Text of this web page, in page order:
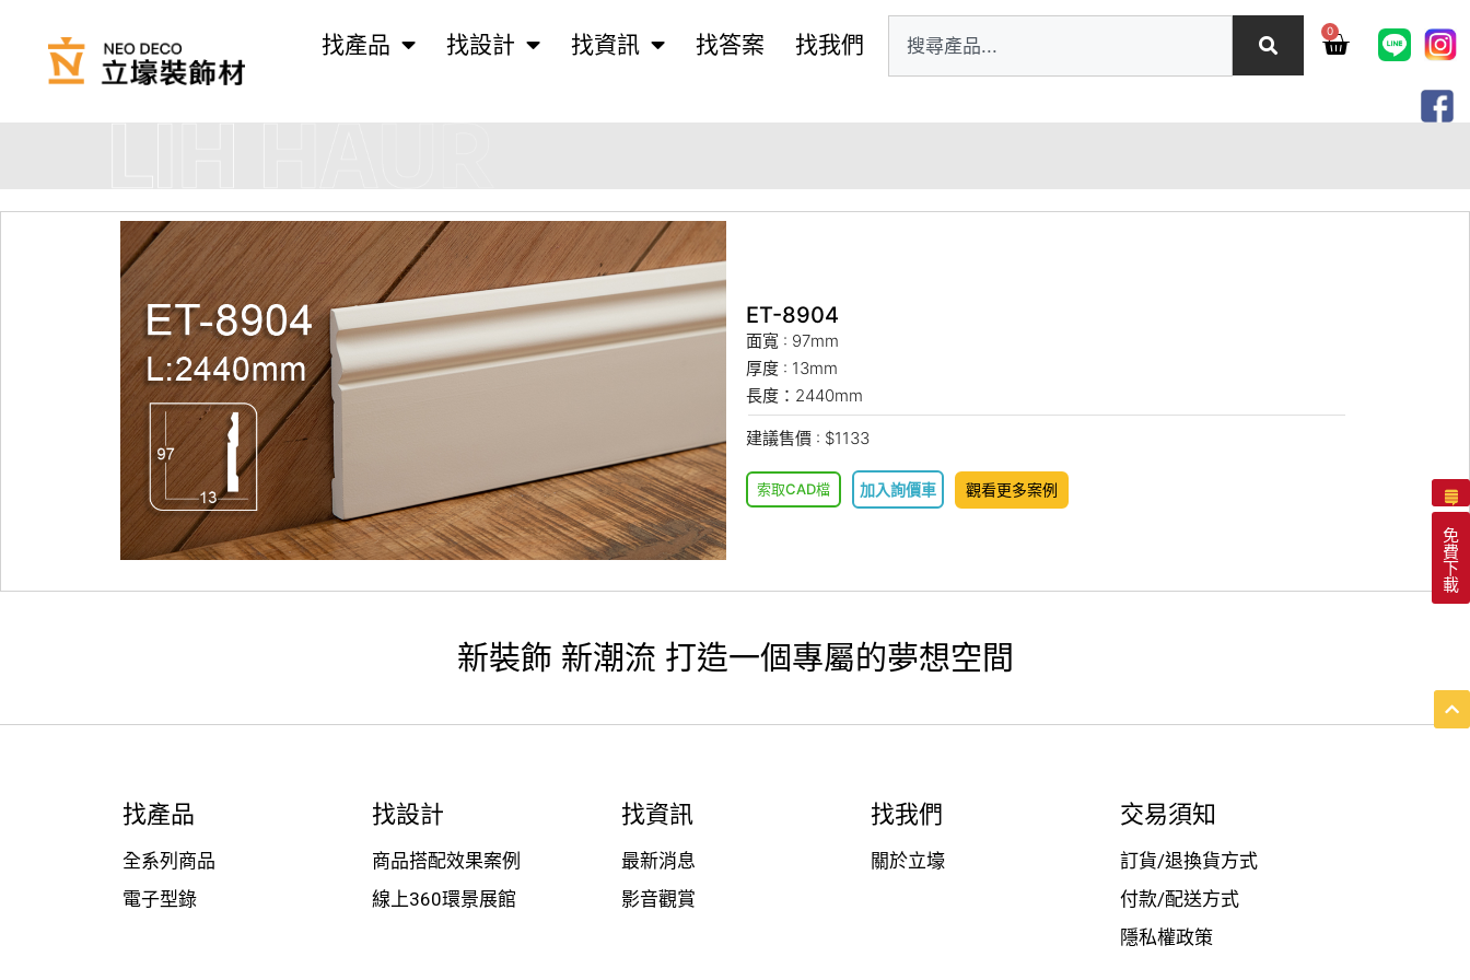
找產品 找設計 找資訊 找答案 找我們 0
ET-8904
面寬 : 97mm
厚度 : 13mm
長度：2440mm
建議售價 : $1133
索取CAD檔 加入詢價車 觀看更多案例
免
費
下
載
新裝飾 新潮流 打造一個專屬的夢想空間
找產品
全系列商品
電子型錄
找設計
商品搭配效果案例
線上360環景展館
找資訊
最新消息
影音觀賞
找我們
關於立壕
交易須知
訂貨/退換貨方式
付款/配送方式
隱私權政策